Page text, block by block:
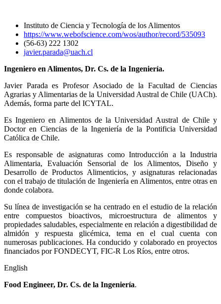
Instituto de Ciencia y Tecnología de los Alimentos
https://www.webofscience.com/wos/author/record/535093
(56-63) 222 1302
javier.parada@uach.cl
Ingeniero en Alimentos, Dr. Cs. de la Ingeniería.
Javier Parada es Profesor Asociado de la Facultad de Ciencias
Agrarias y Alimentarias de la Universidad Austral de Chile (UACh).
Además, forma parte del ICYTAL.
Es Ingeniero en Alimentos de la Universidad Austral de Chile y
Doctor en Ciencias de la Ingeniería de la Pontificia Universidad
Católica de Chile.
Es responsable de asignaturas como Introducción a la Industria
Alimentaria, Evaluación Sensorial de los Alimentos, Diseño y
Desarrollo de Productos Alimenticios, y asignaturas relacionadas
con el trabajo de titulación de Ingeniería en Alimentos, entre otras en
donde colabora.
Su línea de investigación se ha centrado en el estudio de la relación
entre compuestos bioactivos, microestructura de alimentos y
propiedades saludables, especialmente en relación a digestibilidad de
almidón y respuesta glicémica, tema en el cual cuenta con
numerosas publicaciones. Ha conducido y colaborado en proyectos
financiados por FONDECYT, FIC-R Los Ríos, entre otros.
English
Food Engineer, Dr. Cs. de la Ingeniería.